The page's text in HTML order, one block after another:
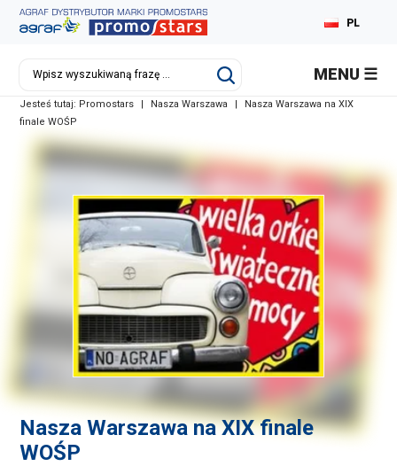
PL
MENU
Jesteś tutaj: Promostars | Nasza Warszawa |
Nasza Warszawa na XIX
finale WOŚP
Nasza Warszawa na XIX finale
WOŚP